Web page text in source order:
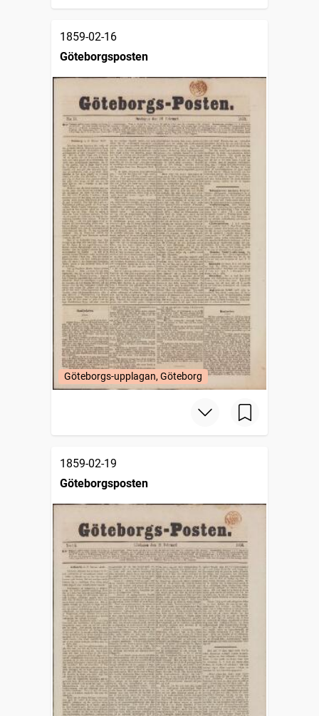
1859-02-16
Göteborgsposten
Göteborgs-upplagan, Göteborg
1859-02-19
Göteborgsposten